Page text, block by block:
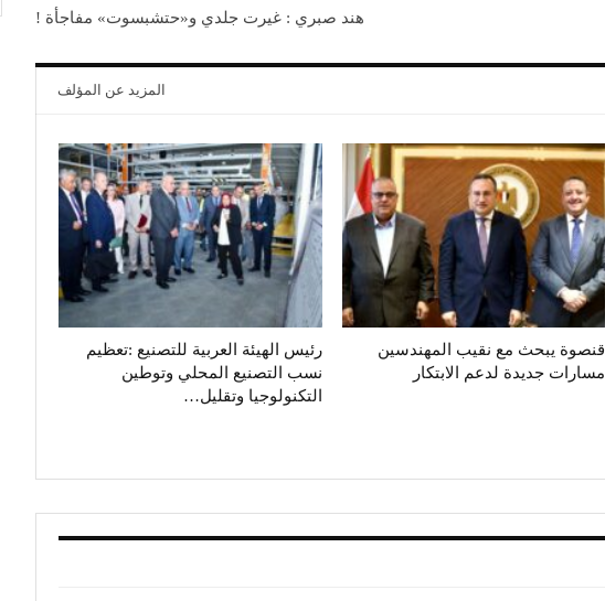
هند صبري : غيرت جلدي و«حتشبسوت» مفاجأة !
المزيد عن المؤلف
قنصوة يبحث مع نقيب المهندسين
مسارات جديدة لدعم الابتكار
رئيس الهيئة العربية للتصنيع :تعظيم
نسب التصنيع المحلي وتوطين
التكنولوجيا وتقليل…